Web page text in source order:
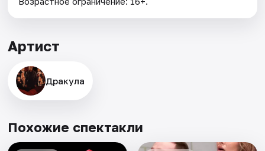
Артист
Дракула
Похожие спектакли